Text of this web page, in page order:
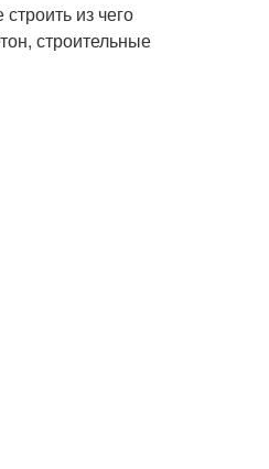
из чего
строительные